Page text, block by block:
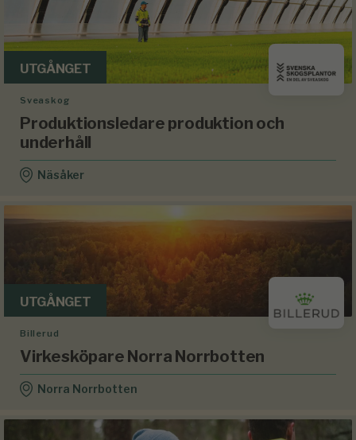
UTGÅNGET
Sveaskog
Produktionsledare produktion och
underhåll
Näsåker
UTGÅNGET
Billerud
Virkesköpare Norra Norrbotten
Norra Norrbotten